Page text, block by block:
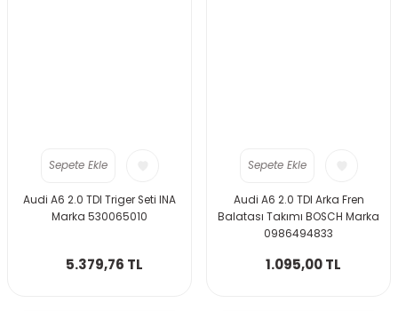
Sepete Ekle
Audi A6 2.0 TDI Triger Seti INA
Marka 530065010
5.379,76 TL
Sepete Ekle
Audi A6 2.0 TDI Arka Fren
Balatası Takımı BOSCH Marka
0986494833
1.095,00 TL